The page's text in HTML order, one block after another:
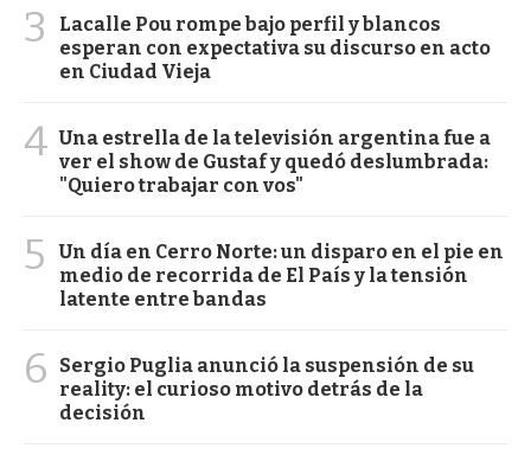
3
Lacalle Pou rompe bajo perfil y blancos
esperan con expectativa su discurso en acto
en Ciudad Vieja
4 Una estrella de la televisión argentina fue a
ver el show de Gustaf y quedó deslumbrada:
"Quiero trabajar con vos"
5
Un día en Cerro Norte: un disparo en el pie en
medio de recorrida de El País y la tensión
latente entre bandas
6
Sergio Puglia anunció la suspensión de su
reality: el curioso motivo detrás de la
decisión